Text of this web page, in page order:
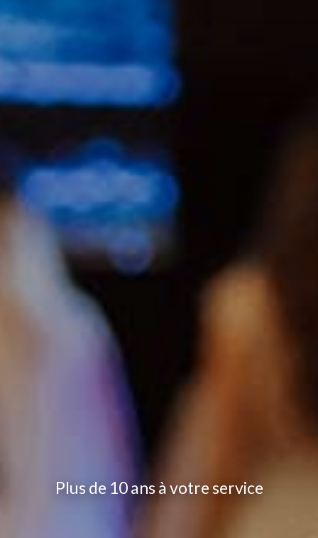
Plus de 10 ans à votre service